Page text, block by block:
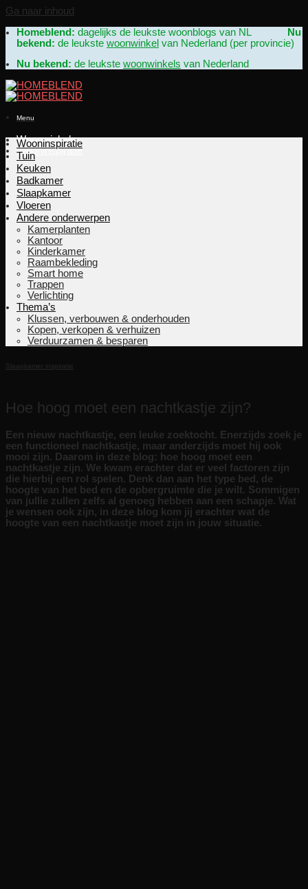
Ga naar inhoud
Homeblend: dagelijks de leukste woonblogs van NL Nu
bekend: de leukste woonwinkel van Nederland (per provincie)
Nu bekend: de leukste woonwinkels van Nederland
Menu
Woonwinkels
Wooninspiratie
Wooninspiratie
Tuin
Keuken
Badkamer
Slaapkamer
Vloeren
Andere onderwerpen
Kamerplanten
Kantoor
Kinderkamer
Raambekleding
Smart home
Trappen
Verlichting
Thema’s
Klussen, verbouwen & onderhouden
Kopen, verkopen & verhuizen
Verduurzamen & besparen
Slaapkamer inspiratie
Hoe hoog moet een nachtkastje zijn?
Een nieuw nachtkastje, een leuke zoektocht. Enerzijds zoek je
een functioneel nachtkastje, maar anderzijds moet hij ook
mooi zijn. Daarom in deze blog: hoe hoog moet een
nachtkastje zijn. We kwam erachter dat er veel factoren zijn
die hierbij een rol spelen. Denk dan aan het type bed, de
hoogte van het bed en de opbergruimte die je wilt. Sommigen
van jullie zullen zelfs al genoeg hebben aan een schapje. Wat
je wensen ook zijn, in deze blog kom jij erachter wat de
hoogte van een nachtkastje moet zijn in jouw situatie.